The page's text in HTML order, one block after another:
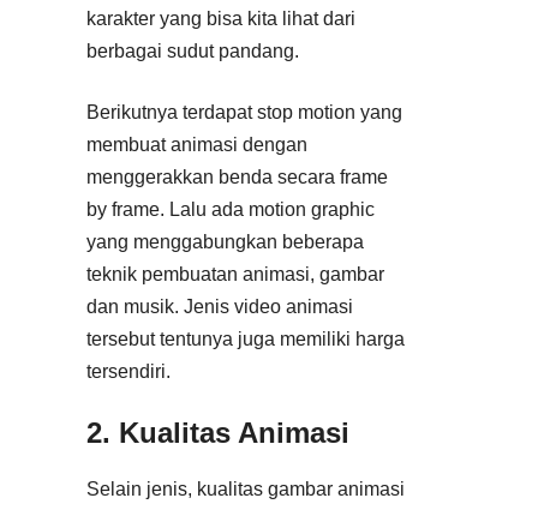
karakter yang bisa kita lihat dari
berbagai sudut pandang.
Berikutnya terdapat stop motion yang
membuat animasi dengan
menggerakkan benda secara frame
by frame. Lalu ada motion graphic
yang menggabungkan beberapa
teknik pembuatan animasi, gambar
dan musik. Jenis video animasi
tersebut tentunya juga memiliki harga
tersendiri.
2. Kualitas Animasi
Selain jenis, kualitas gambar animasi